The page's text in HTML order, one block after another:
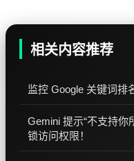
相关内容推荐
监控 Google 关键词排
Gemini 提示“不支持你
锁访问权限！